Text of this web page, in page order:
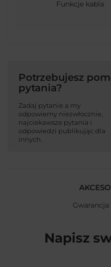
Funkcje kabla
Potrzebujesz
pytania?
Zadaj pytanie a my
odpowiemy niezwłocznie,
najciekawsze pytania i
odpowiedzi publikując dla
innych.
Gwarancja
Napisz